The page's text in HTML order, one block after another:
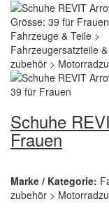
Schuhe
Frauen
Marke / Kategorie:
zubehör >